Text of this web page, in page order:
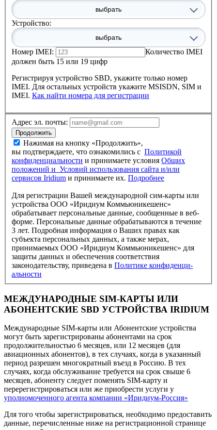
выбрать
Устройство:
выбрать
Номер IMEI:
Количество IMEI
должен быть 15 или 19 цифр
Регистрируя устройство SBD, укажите только номер
IMEI. Для остальных устройств укажите MSISDN, SIM и
IMEI. Как найти номера для регистрации
Адрес эл. почты:
Продолжить
Нажимая на кнопку «Продолжить»,
вы подтверждаете, что ознакомились c Политикой
конфи­денци­альности и принимаете условия Общих
положений и Условий использо­вания сайта и/или
сервисов Iridium и принимаете их. Подробнее
Для регистрации Вашей международной сим-карты или
устройства ООО «Иридиум Коммьюникешенс»
обрабатывает персональные данные, сообщенные в веб-
форме. Персональные данные обрабатываются в течение
3 лет. Подробная информация о Ваших правах как
субъекта персональных данных, а также мерах,
принимаемых ООО «Иридиум Коммьюникешенс» для
защиты данных и обеспечения соответствия
законодательству, приведена в Политике конфи­денци­
альности
МЕЖДУНАРОДНЫЕ SIM-КАРТЫ ИЛИ
АБОНЕНТСКИЕ SBD УСТРОЙСТВА IRIDIUM
Международные SIM-карты или Абонентские устройства
могут быть зарегистрированы абонентами на срок
продолжительностью 6 месяцев, или 12 месяцев (для
авиационных абонентов), в тех случаях, когда в указанный
период разрешен многократный въезд в Россию. В тех
случаях, когда обслуживание требуется на срок свыше 6
месяцев, абоненту следует поменять SIM-карту и
перерегистрироваться или же приобрести услуги у
уполномоченного агента компании «Иридиум-Россия»
Для того чтобы зарегистрироваться, необходимо предоставить
данные, перечисленные ниже на регистрационной странице